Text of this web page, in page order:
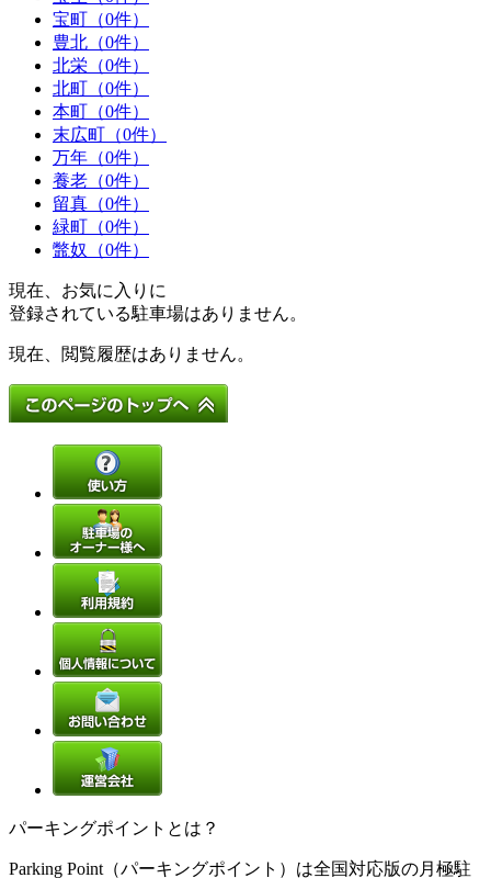
宝町（0件）
豊北（0件）
北栄（0件）
北町（0件）
本町（0件）
末広町（0件）
万年（0件）
養老（0件）
留真（0件）
緑町（0件）
鼈奴（0件）
現在、お気に入りに
登録されている駐車場はありません。
現在、閲覧履歴はありません。
パーキングポイントとは？
Parking Point（パーキングポイント）は全国対応版の月極駐